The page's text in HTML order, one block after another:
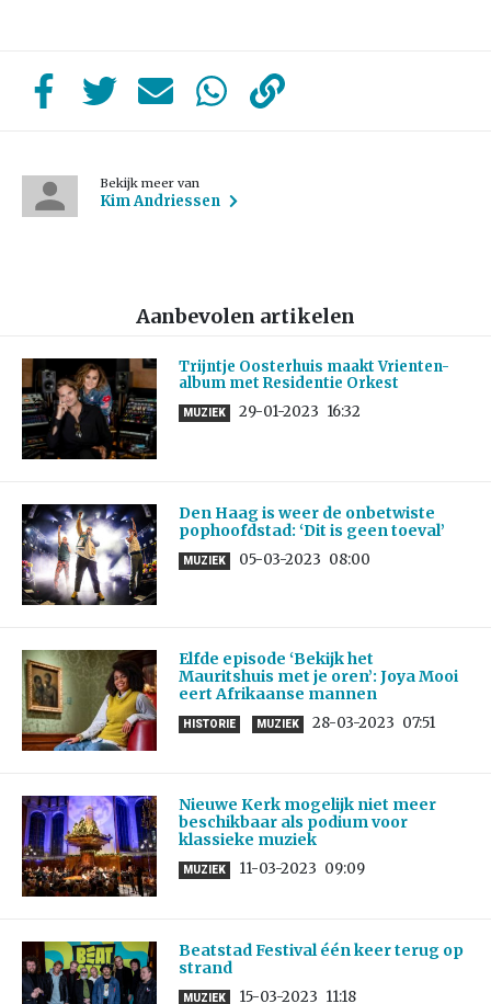
Bekijk meer van
Kim Andriessen
Aanbevolen artikelen
Trijntje Oosterhuis maakt Vrienten-
album met Residentie Orkest
MUZIEK 29-01-2023 16:32
Den Haag is weer de onbetwiste
pophoofdstad: ‘Dit is geen toeval’
MUZIEK 05-03-2023 08:00
Elfde episode ‘Bekijk het
Mauritshuis met je oren’: Joya Mooi
eert Afrikaanse mannen
HISTORIE MUZIEK 28-03-2023 07:51
Nieuwe Kerk mogelijk niet meer
beschikbaar als podium voor
klassieke muziek
MUZIEK 11-03-2023 09:09
Beatstad Festival één keer terug op
strand
MUZIEK 15-03-2023 11:18